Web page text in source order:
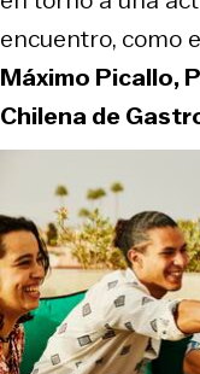
encuentro, como
Máximo Picallo,
Chilena de